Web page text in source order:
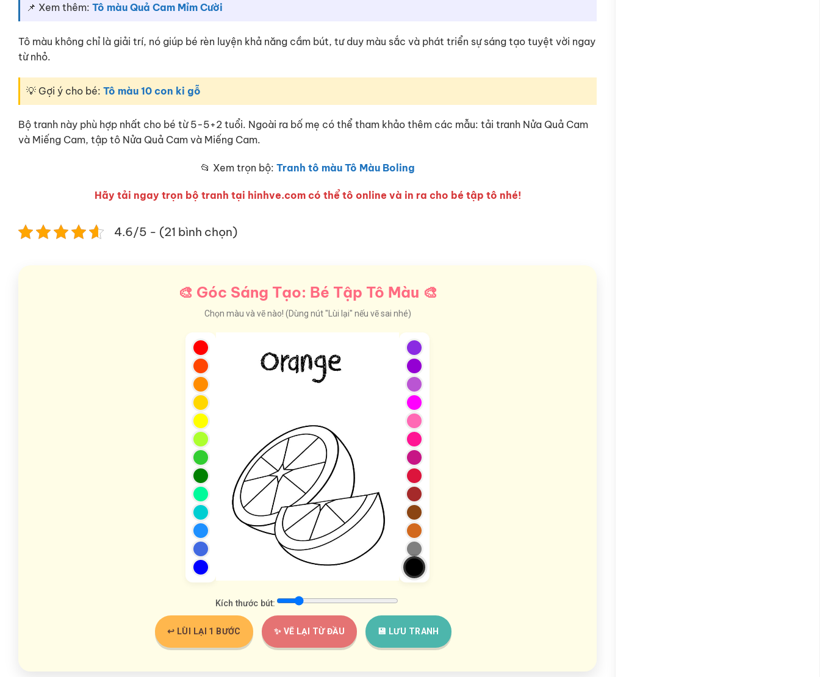
📌 Xem thêm: Tô màu Quả Cam Mỉm Cười
Tô màu không chỉ là giải trí, nó giúp bé rèn luyện khả năng cầm bút, tư duy màu sắc và phát triển sự sáng tạo tuyệt vời ngay
từ nhỏ.
💡 Gợi ý cho bé: Tô màu 10 con ki gỗ
Bộ tranh này phù hợp nhất cho bé từ 5-5+2 tuổi. Ngoài ra bố mẹ có thể tham khảo thêm các mẫu: tải tranh Nửa Quả Cam
và Miếng Cam, tập tô Nửa Quả Cam và Miếng Cam.
📂 Xem trọn bộ: Tranh tô màu Tô Màu Boling
Hãy tải ngay trọn bộ tranh tại hinhve.com có thể tô online và in ra cho bé tập tô nhé!
4.6/5 - (21 bình chọn)
🎨 Góc Sáng Tạo: Bé Tập Tô Màu 🎨
Chọn màu và vẽ nào! (Dùng nút "Lùi lại" nếu vẽ sai nhé)
Kích thước bút:
↩️ LÙI LẠI 1 BƯỚC ✨ VẼ LẠI TỪ ĐẦU 💾 LƯU TRANH